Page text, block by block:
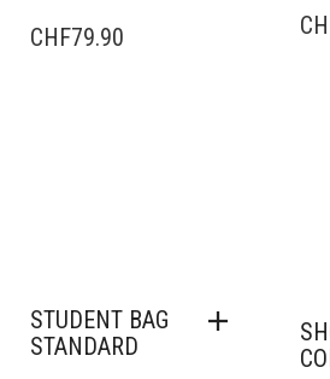
CHF79.90
STUDENT BAG
STANDARD